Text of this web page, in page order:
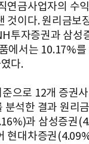
연금사업자의 수
것이다. 원리금보
투자증권과 삼성
에서는 10.17%
다.
으로 12개 증권
분석한 결과 원리
과 삼성증권
현대차증권